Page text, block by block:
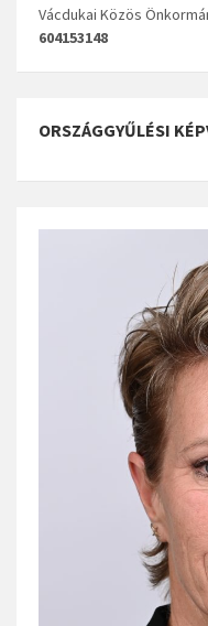
Vácdukai Közös
604153148
ORSZÁGGYŰLÉSI